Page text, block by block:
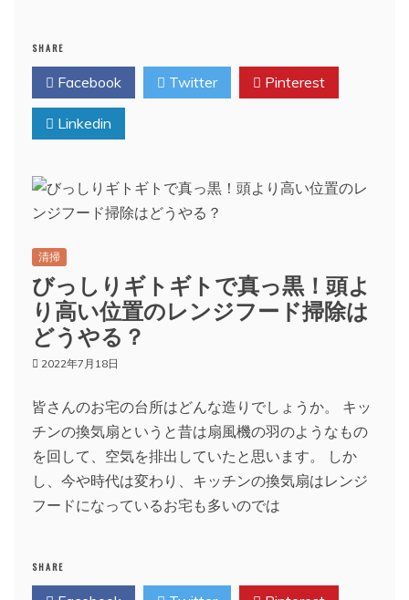
SHARE
Facebook Twitter Pinterest
Linkedin
清掃
びっしりギトギトで真っ黒！頭よ
り高い位置のレンジフード掃除は
どうやる？
2022年7月18日
皆さんのお宅の台所はどんな造りでしょうか。 キッ
チンの換気扇というと昔は扇風機の羽のようなもの
を回して、空気を排出していたと思います。 しか
し、今や時代は変わり、キッチンの換気扇はレンジ
フードになっているお宅も多いのでは
SHARE